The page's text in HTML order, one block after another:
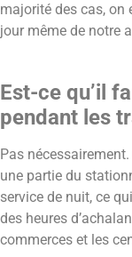
majorité des cas, on
jour même de notre
Est-ce qu’il
pendant les
Pas
une partie du
service de nuit, ce
des heures
commerces et les